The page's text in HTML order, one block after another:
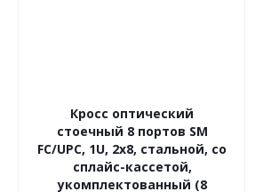
Кросс оптический
стоечный 8 портов SM
FC/UPC, 1U, 2х8, стальной, со
сплайс-кассетой,
укомплектованный (8